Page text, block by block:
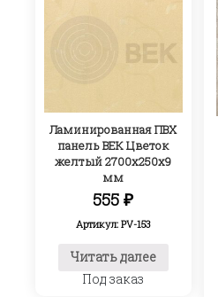
Ламинированная ПВХ
панель ВЕК Цветок
желтый 2700х250х9
мм
555₽
Артикул: PV-153
Читать далее
Под заказ